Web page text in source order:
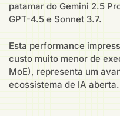
patamar do Gemini 2.5
GPT-4.5 e Sonnet 3.7.
Esta performance
custo muito menor de
MoE), representa um
ecossistema de IA aberta.